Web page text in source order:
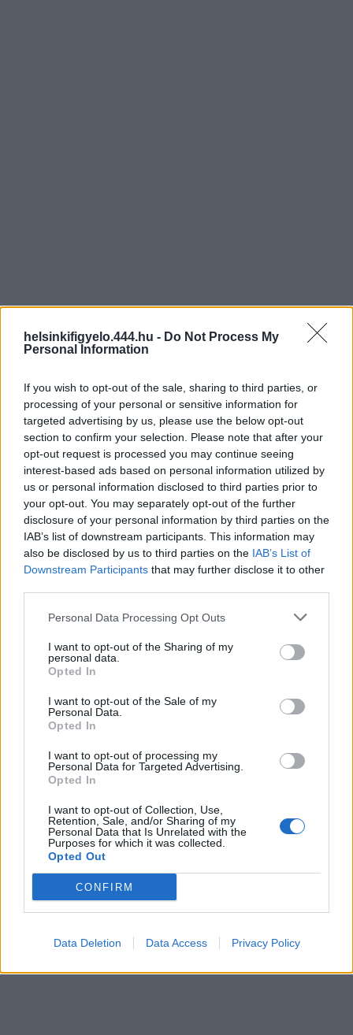
helsinkifigyelo.444.hu - Do Not Process My
Personal Information
If you wish to opt-out of the sale, sharing to third parties, or
processing of your personal or sensitive information for
targeted advertising by us, please use the below opt-out
section to confirm your selection. Please note that after your
opt-out request is processed you may continue seeing
interest-based ads based on personal information utilized by
us or personal information disclosed to third parties prior to
your opt-out. You may separately opt-out of the further
disclosure of your personal information by third parties on the
IAB’s list of downstream participants. This information may
also be disclosed by us to third parties on the IAB’s List of
Downstream Participants that may further disclose it to other
Personal Data Processing Opt Outs
I want to opt-out of the Sharing of my
personal data.
Opted In
I want to opt-out of the Sale of my
Personal Data.
Opted In
I want to opt-out of processing my
Personal Data for Targeted Advertising.
Opted In
I want to opt-out of Collection, Use,
Retention, Sale, and/or Sharing of my
Personal Data that Is Unrelated with the
Purposes for which it was collected.
Opted Out
CONFIRM
Data Deletion Data Access Privacy Policy